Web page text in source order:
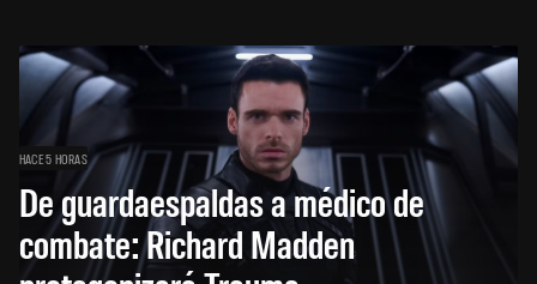
HACE 5 HORAS
De guardaespaldas a médico de
combate: Richard Madden